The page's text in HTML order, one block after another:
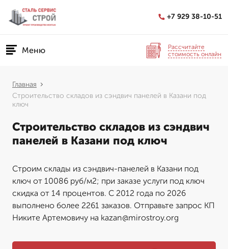
+7 929 38-10-51
Меню
Рассчитайте
стоимость онлайн
Главная
Строительство складов из сэндвич панелей в Казани под
ключ
Строительство складов из сэндвич
панелей в Казани под ключ
Строим склады из сэндвич-панелей в Казани под
ключ от 10086 руб/м2; при заказе услуги под ключ
скидка от 14 процентов. С 2012 года по 2026
выполнено более 2261 заказов. Отправьте запрос КП
Никите Артемовичу на kazan@mirostroy.org